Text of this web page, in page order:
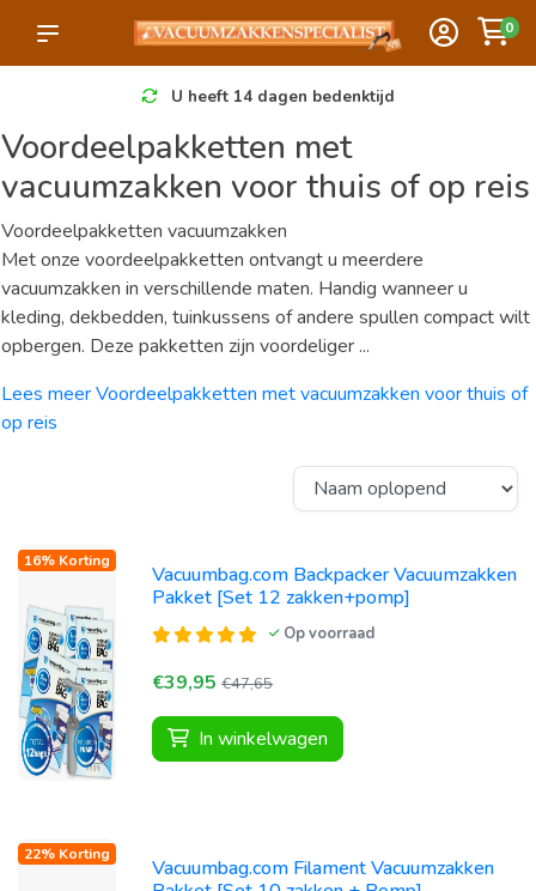
0
U heeft 14 dagen bedenktijd
Voordeelpakketten met
vacuumzakken voor thuis of op reis
Voordeelpakketten vacuumzakken
Met onze voordeelpakketten ontvangt u meerdere
vacuumzakken in verschillende maten. Handig wanneer u
kleding, dekbedden, tuinkussens of andere spullen compact wilt
opbergen. Deze pakketten zijn voordeliger ...
Lees meer Voordeelpakketten met vacuumzakken voor thuis of
op reis
16% Korting
Vacuumbag.com Backpacker Vacuumzakken
Pakket [Set 12 zakken+pomp]
Op voorraad
€39,95 €47,65
In winkelwagen
22% Korting
Vacuumbag.com Filament Vacuumzakken